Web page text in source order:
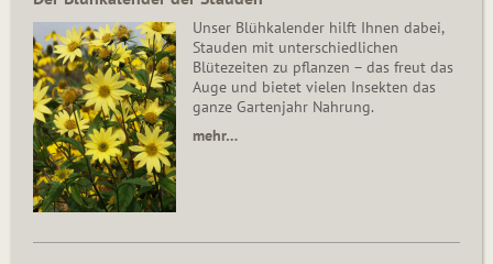
Unser Blühkalender hilft Ihnen dabei,
Stauden mit unterschiedlichen
Blütezeiten zu pflanzen – das freut das
Auge und bietet vielen Insekten das
ganze Gartenjahr Nahrung.
mehr…